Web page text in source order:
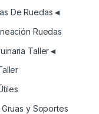
De Ruedas◄
Ruedas
Taller◄
y Soportes